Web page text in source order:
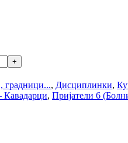
градници..., Дисциплинки,
Кавадарци, Пријатели 6